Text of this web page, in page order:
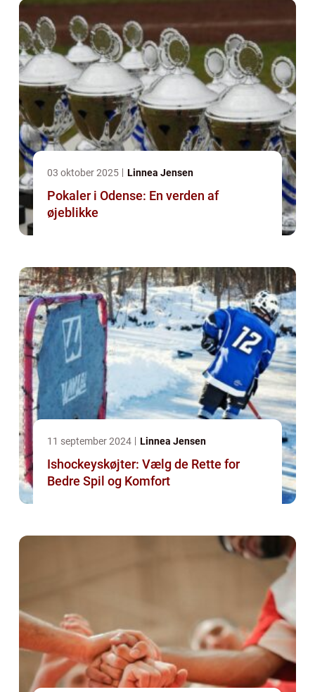
03 oktober 2025 Linnea Jensen
Pokaler i Odense: En verden af
øjeblikke
11 september 2024 Linnea Jensen
Ishockeyskøjter: Vælg de Rette for
Bedre Spil og Komfort